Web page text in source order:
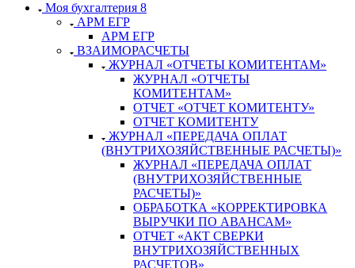
Моя бухгалтерия 8
АРМ ЕГР
АРМ ЕГР
ВЗАИМОРАСЧЕТЫ
ЖУРНАЛ «ОТЧЕТЫ КОМИТЕНТАМ»
ЖУРНАЛ «ОТЧЕТЫ
КОМИТЕНТАМ»
ОТЧЕТ «ОТЧЕТ КОМИТЕНТУ»
ОТЧЕТ КОМИТЕНТУ
ЖУРНАЛ «ПЕРЕДАЧА ОПЛАТ
(ВНУТРИХОЗЯЙСТВЕННЫЕ РАСЧЕТЫ)»
ЖУРНАЛ «ПЕРЕДАЧА ОПЛАТ
(ВНУТРИХОЗЯЙСТВЕННЫЕ
РАСЧЕТЫ)»
ОБРАБОТКА «КОРРЕКТИРОВКА
ВЫРУЧКИ ПО АВАНСАМ»
ОТЧЕТ «АКТ СВЕРКИ
ВНУТРИХОЗЯЙСТВЕННЫХ
РАСЧЕТОВ»